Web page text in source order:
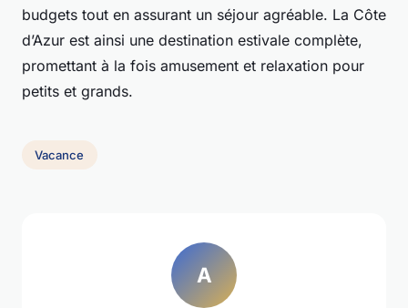
budgets tout en assurant un séjour agréable. La Côte
d’Azur est ainsi une destination estivale complète,
promettant à la fois amusement et relaxation pour
petits et grands.
Vacance
A